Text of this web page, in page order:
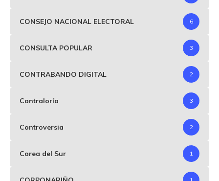
CONSEJO NACIONAL ELECTORAL 6
CONSULTA POPULAR 3
CONTRABANDO DIGITAL 2
Contraloría 3
Controversia 2
Corea del Sur 1